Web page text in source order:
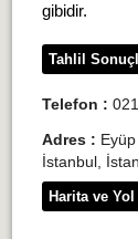
gibidir.
Tahlil
Telefon :
Adres :
İstanbul,
Harita ve